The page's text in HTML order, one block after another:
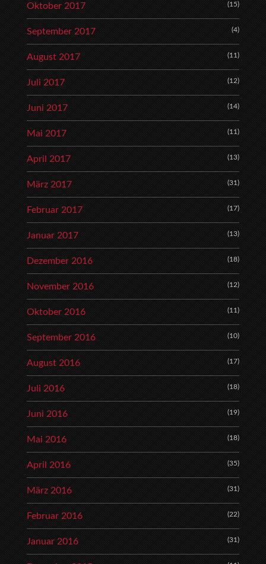
Oktober 2017 (15)
September 2017 (4)
August 2017 (11)
Juli 2017 (12)
Juni 2017 (14)
Mai 2017 (11)
April 2017 (13)
März 2017 (31)
Februar 2017 (17)
Januar 2017 (13)
Dezember 2016 (18)
November 2016 (12)
Oktober 2016 (11)
September 2016 (10)
August 2016 (17)
Juli 2016 (18)
Juni 2016 (19)
Mai 2016 (18)
April 2016 (35)
März 2016 (31)
Februar 2016 (22)
Januar 2016 (31)